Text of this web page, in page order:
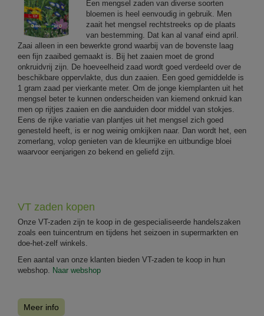
Een mengsel zaden van diverse soorten
bloemen is heel eenvoudig in gebruik. Men
zaait het mengsel rechtstreeks op de plaats
van bestemming. Dat kan al vanaf eind april.
Zaai alleen in een bewerkte grond waarbij van de bovenste laag
een fijn zaaibed gemaakt is. Bij het zaaien moet de grond
onkruidvrij zijn. De hoeveelheid zaad wordt goed verdeeld over de
beschikbare oppervlakte, dus dun zaaien. Een goed gemiddelde is
1 gram zaad per vierkante meter. Om de jonge kiemplanten uit het
mengsel beter te kunnen onderscheiden van kiemend onkruid kan
men op rijtjes zaaien en die aanduiden door middel van stokjes.
Eens de rijke variatie van plantjes uit het mengsel zich goed
genesteld heeft, is er nog weinig omkijken naar. Dan wordt het, een
zomerlang, volop genieten van de kleurrijke en uitbundige bloei
waarvoor eenjarigen zo bekend en geliefd zijn.
VT zaden kopen
Onze VT-zaden zijn te koop in de gespecialiseerde handelszaken
zoals een tuincentrum en tijdens het seizoen in supermarkten en
doe-het-zelf winkels.
Een aantal van onze klanten bieden VT-zaden te koop in hun
webshop. Naar webshop
Meer info